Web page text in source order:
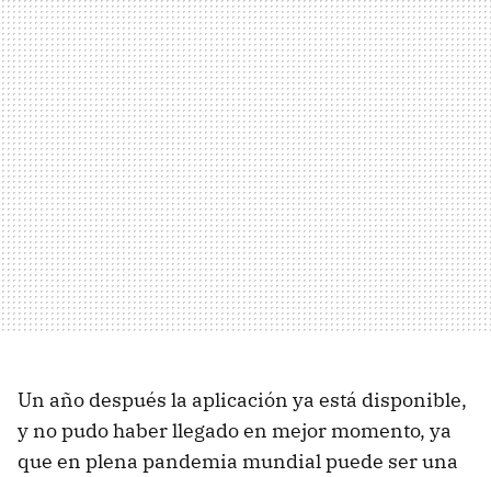
Un año después la aplicación ya está disponible,
y no pudo haber llegado en mejor momento, ya
que en plena pandemia mundial puede ser una